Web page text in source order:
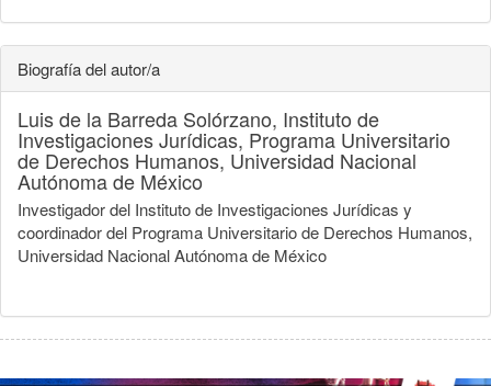
Biografía del autor/a
Luis de la Barreda Solórzano, Instituto de
Investigaciones Jurídicas, Programa Universitario
de Derechos Humanos, Universidad Nacional
Autónoma de México
Investigador del Instituto de Investigaciones Jurídicas y
coordinador del Programa Universitario de Derechos Humanos,
Universidad Nacional Autónoma de México